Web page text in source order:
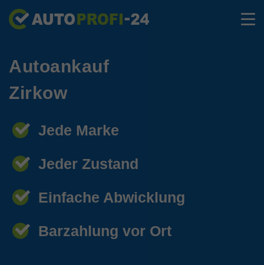
Autoankauf
Zirkow
Jede Marke
Jeder Zustand
Einfache Abwicklung
Barzahlung vor Ort